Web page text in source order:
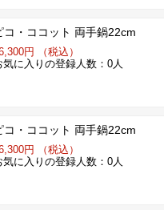
コ・ココット 両手鍋22cm
円 （税込）
気に入りの登録人数：0人
コ・ココット 両手鍋22cm
円 （税込）
気に入りの登録人数：0人